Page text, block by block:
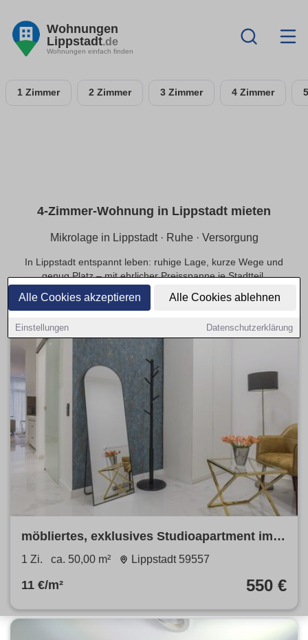
Alle Cookies akzeptieren Alle Cookies ablehnen
Einstellungen Datenschutzerklärung
Wohnungen
Lippstadt.de
Wohnungen einfach finden
1 Zimmer 2 Zimmer 3 Zimmer 4 Zimmer
4-Zimmer-Wohnung in Lippstadt mieten
Mikrolage in Lippstadt · Ruhe · Versorgung
In Lippstadt entspannt leben: ruhige Lage, kurze Wege und
genug Platz – mit ehrlicher Preisspanne je Stadtteil.
möbliertes, exklusives Studioapartment im
SalinenparcINN in Bad Waldliesborn
1 Zi. ca. 50,00 m² Lippstadt 59557
11 €/m² 550 €